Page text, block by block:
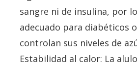
sangre ni de insulina, por
adecuado para diabéticos
controlan sus niveles de
Estabilidad al calor: La